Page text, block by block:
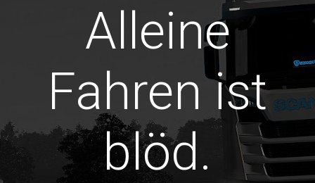
Alleine
Fahren ist
blöd.